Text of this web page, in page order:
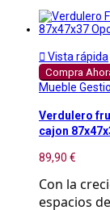
 Vista rápida
Compra
Mueble
Verdulero
cajon
89,90 €
Con la
espacios